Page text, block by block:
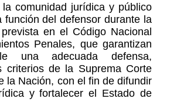
comunidad jurídica y público
función del defensor durante la
en el Código Nacional
Penales, que garantizan
una adecuada defensa,
criterios de la Suprema Corte
la Nación, con el fin de difundir
y fortalecer el Estado de